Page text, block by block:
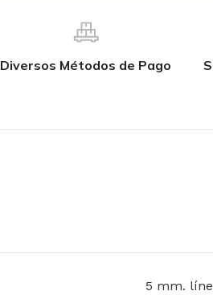
Diversos Métodos de Pago
5 mm.